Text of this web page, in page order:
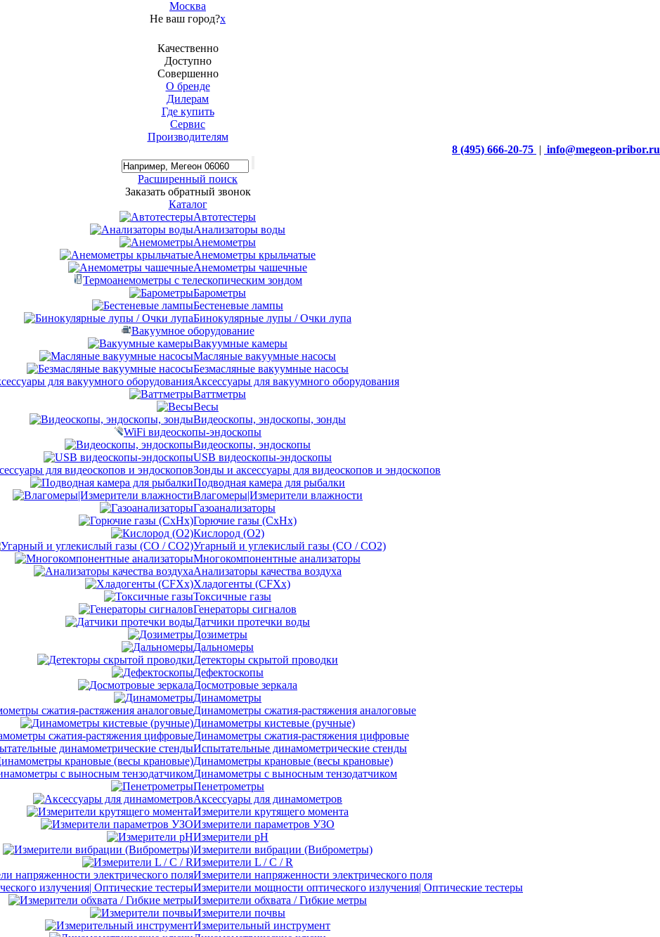
Москва
Не ваш город?x
Качественно
Доступно
Совершенно
О бренде
Дилерам
Где купить
Сервис
Производителям
8 (495) 666-20-75 | info@megeon-pribor.ru
Расширенный поиск
Заказать обратный звонок
Каталог
Автотестеры
Анализаторы воды
Анемометры
Анемометры крыльчатые
Анемометры чашечные
Термоанемометры с телескопическим зондом
Барометры
Бестеневые лампы
Бинокулярные лупы / Очки лупа
Вакуумное оборудование
Вакуумные камеры
Масляные вакуумные насосы
Безмасляные вакуумные насосы
Аксессуары для вакуумного оборудования
Ваттметры
Весы
Видеоскопы, эндоскопы, зонды
WiFi видеоскопы-эндоскопы
Видеоскопы, эндоскопы
USB видеоскопы-эндоскопы
Зонды и аксессуары для видеоскопов и эндоскопов
Подводная камера для рыбалки
Влагомеры|Измерители влажности
Газоанализаторы
Горючие газы (CxHx)
Кислород (O2)
Угарный и углекислый газы (CO / CO2)
Многокомпонентные анализаторы
Анализаторы качества воздуха
Хладогенты (CFXx)
Токсичные газы
Генераторы сигналов
Датчики протечки воды
Дозиметры
Дальномеры
Детекторы скрытой проводки
Дефектоскопы
Досмотровые зеркала
Динамометры
Динамометры сжатия-растяжения аналоговые
Динамометры кистевые (ручные)
Динамометры сжатия-растяжения цифровые
Испытательные динамометрические стенды
Динамометры крановые (весы крановые)
Динамометры с выносным тензодатчиком
Пенетрометры
Аксессуары для динамометров
Измерители крутящего момента
Измерители параметров УЗО
Измерители pH
Измерители вибрации (Виброметры)
Измерители L / C / R
Измерители напряженности электрического поля
Измерители мощности оптического излучения| Оптические тестеры
Измерители обхвата / Гибкие метры
Измерители почвы
Измерительный инструмент